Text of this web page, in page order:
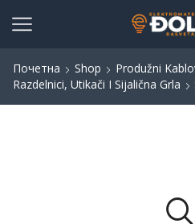
Почетна Shop
Produžni
Razdelnici, Utikači I Sijalična Grla